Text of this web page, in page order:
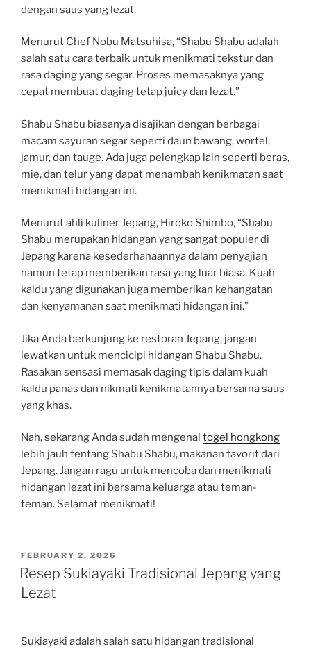
dengan saus yang lezat.
Menurut Chef Nobu Matsuhisa, “Shabu Shabu adalah
salah satu cara terbaik untuk menikmati tekstur dan
rasa daging yang segar. Proses memasaknya yang
cepat membuat daging tetap juicy dan lezat.”
Shabu Shabu biasanya disajikan dengan berbagai
macam sayuran segar seperti daun bawang, wortel,
jamur, dan tauge. Ada juga pelengkap lain seperti beras,
mie, dan telur yang dapat menambah kenikmatan saat
menikmati hidangan ini.
Menurut ahli kuliner Jepang, Hiroko Shimbo, “Shabu
Shabu merupakan hidangan yang sangat populer di
Jepang karena kesederhanaannya dalam penyajian
namun tetap memberikan rasa yang luar biasa. Kuah
kaldu yang digunakan juga memberikan kehangatan
dan kenyamanan saat menikmati hidangan ini.”
Jika Anda berkunjung ke restoran Jepang, jangan
lewatkan untuk mencicipi hidangan Shabu Shabu.
Rasakan sensasi memasak daging tipis dalam kuah
kaldu panas dan nikmati kenikmatannya bersama saus
yang khas.
Nah, sekarang Anda sudah mengenal togel hongkong
lebih jauh tentang Shabu Shabu, makanan favorit dari
Jepang. Jangan ragu untuk mencoba dan menikmati
hidangan lezat ini bersama keluarga atau teman-
teman. Selamat menikmati!
POSTED
ON
FEBRUARY 2, 2026
Resep Sukiayaki Tradisional Jepang yang
Lezat
Sukiayaki adalah salah satu hidangan tradisional